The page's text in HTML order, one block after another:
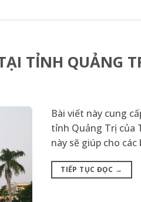
TỈNH QUẢNG
Bài viết này cung
tỉnh Quảng Trị của
này sẽ giúp cho
TIẾP TỤC ĐỌC →